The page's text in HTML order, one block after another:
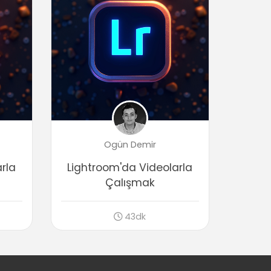
Görüntüyü Düzenlemek
Temel fotoğraf düzenleme işlemleri
03:04
Birden fazla fotoğraf için hızlı
düzenlemek
01:07
Düzenlemeleri senkronize etmek
02:25
Temel fotoğraf rötuşlama işlemleri
Fotoğrafları kırpmak (Crop)
Degrade filtre (Gradient filter)
02:07
Adjustment brush
Paylaşıma
Ogün Demir
Lightroom'da Videolarla
Çalışmak
43dk